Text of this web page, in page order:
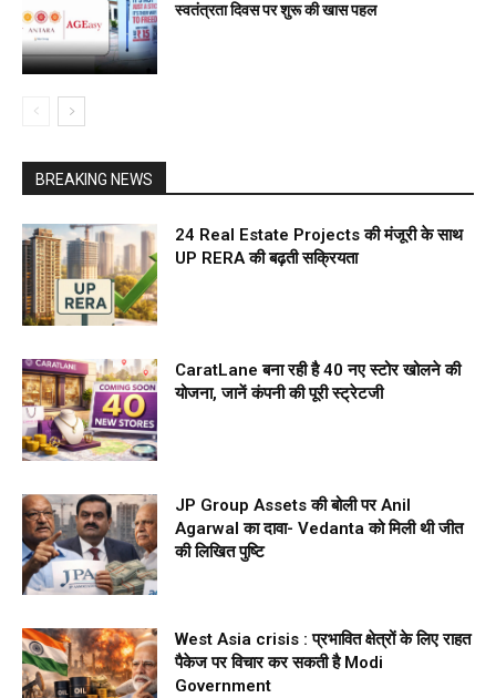
स्वतंत्रता दिवस पर शुरू की खास पहल
BREAKING NEWS
24 Real Estate Projects की मंजूरी के साथ
UP RERA की बढ़ती सक्रियता
CaratLane बना रही है 40 नए स्टोर खोलने की
योजना, जानें कंपनी की पूरी स्ट्रेटजी
JP Group Assets की बोली पर Anil
Agarwal का दावा- Vedanta को मिली थी जीत
की लिखित पुष्टि
West Asia crisis : प्रभावित क्षेत्रों के लिए राहत
पैकेज पर विचार कर सकती है Modi
Government